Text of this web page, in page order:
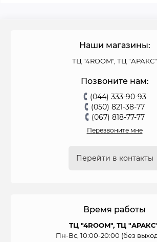
Наши магазины:
ТЦ "4ROOM", ТЦ "АРАКС"
Позвоните нам:
(044) 333-90-93
(050) 821-38-77
(067) 818-77-77
Перезвоните мне
Перейти в контакты
Время работы
ТЦ "4ROOM", ТЦ
Пн-Вс, 10:00-20:00 (без